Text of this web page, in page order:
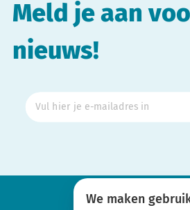
Meld je aan
nieuws!
We maken